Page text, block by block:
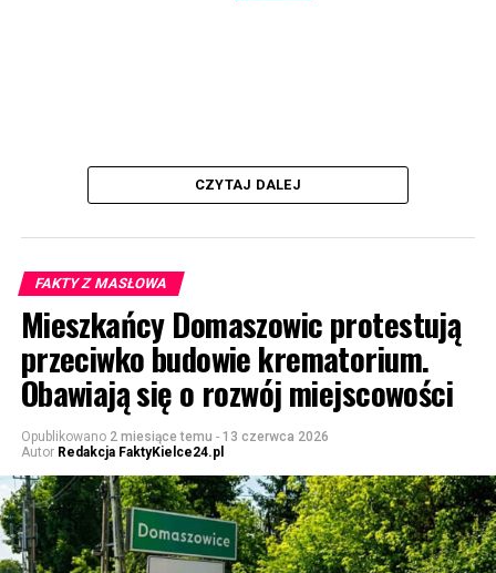
CZYTAJ DALEJ
FAKTY Z MASŁOWA
Mieszkańcy Domaszowic protestują
przeciwko budowie krematorium.
Obawiają się o rozwój miejscowości
Opublikowano 2 miesiące temu - 13 czerwca 2026
Autor Redakcja FaktyKielce24.pl